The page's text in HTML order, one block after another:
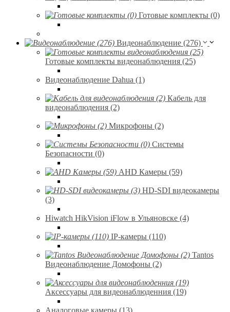
Готовые комплекты (0)
Видеонаблюдение (276)
Готовые комплекты видеонаблюдения (25)
Видеонаблюдение Dahua (1)
Кабель для
видеонаблюдения (2)
Микрофоны (2)
Системы
Безопасности (0)
AHD Камеры (59)
HD-SDI видеокамеры
(3)
Hiwatch HikVision iFlow в Ульяновске (4)
IP-камеры (110)
Tantos
Видеонаблюдение Домофоны (2)
Аксессуары для видеонаблюденния (19)
Аналоговые камеры (13)